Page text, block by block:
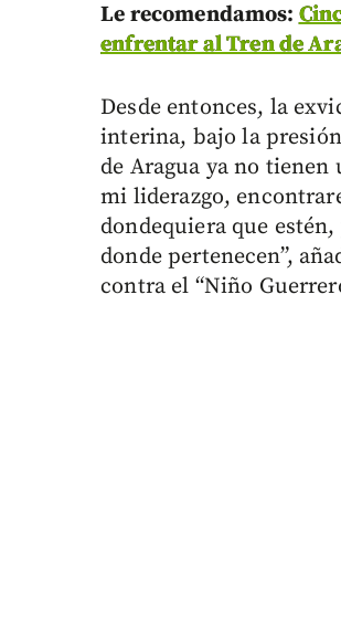
Le recomendamos:
enfrentar al Tren de
Desde entonces, la
interina, bajo la
de Aragua ya no
mi liderazgo,
dondequiera que
donde pertenecen”,
contra el “Niño